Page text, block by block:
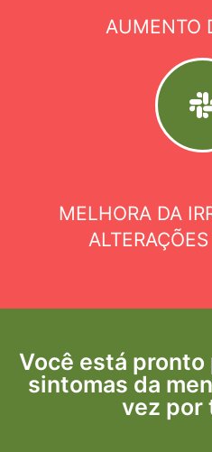
AUMENTO
MELHORA DA
Você está pronto
sintomas da
vez por